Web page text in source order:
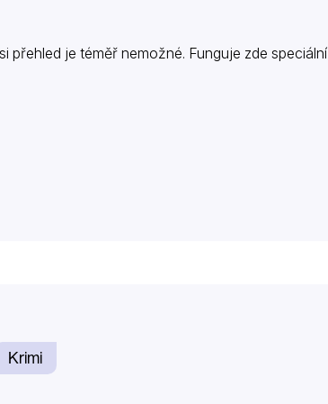
přehled je téměř nemožné. Funguje zde speciální
Krimi